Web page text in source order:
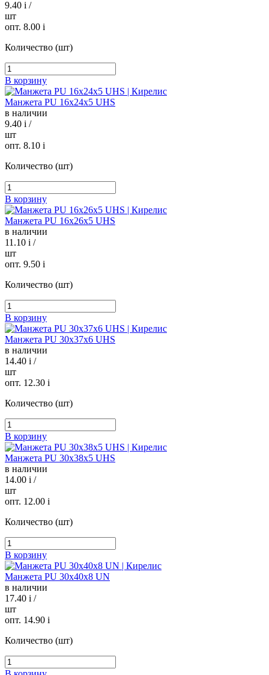
9.40 i /
шт
опт. 8.00 i
Количество (шт)
В корзину
Манжета PU 16х24х5 UHS
в наличии
9.40 i /
шт
опт. 8.10 i
Количество (шт)
В корзину
Манжета PU 16х26х5 UHS
в наличии
11.10 i /
шт
опт. 9.50 i
Количество (шт)
В корзину
Манжета PU 30х37х6 UHS
в наличии
14.40 i /
шт
опт. 12.30 i
Количество (шт)
В корзину
Манжета PU 30х38х5 UHS
в наличии
14.00 i /
шт
опт. 12.00 i
Количество (шт)
В корзину
Манжета PU 30х40х8 UN
в наличии
17.40 i /
шт
опт. 14.90 i
Количество (шт)